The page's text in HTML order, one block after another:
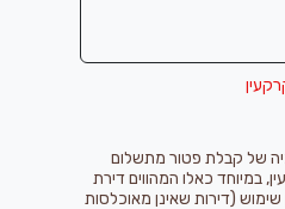
של קבלת פטור מתשלום
במיוחד כאלו המהווים דירת
(דירות שאינן מאוכלסות